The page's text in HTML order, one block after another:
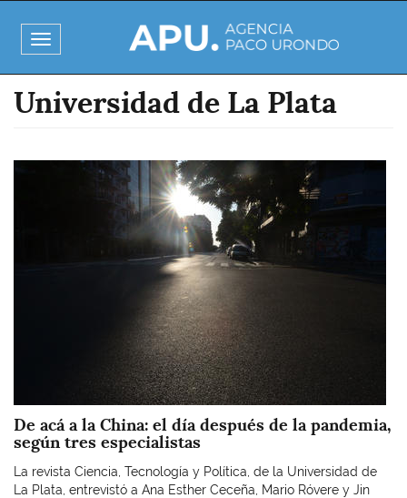
al
contenido
principal
Toggle
navigation
Universidad de La Plata
De acá a la China: el día después de la pandemia,
según tres especialistas
La revista Ciencia, Tecnología y Política, de la Universidad de
La Plata, entrevistó a Ana Esther Ceceña, Mario Róvere y Jin